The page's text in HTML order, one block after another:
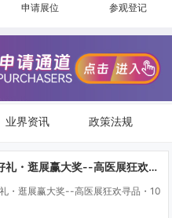
申请展位 参观登记
业界资讯 政策法规
集卡抽好礼・逛展赢大奖--高医展狂欢寻品・100% 有奖
・逛展赢大奖--高医展狂欢寻品・10